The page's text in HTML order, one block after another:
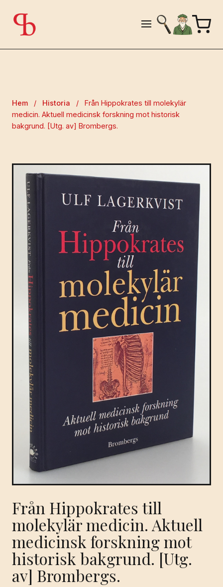
Hem / Historia /
Från Hippokrates till molekylär
medicin. Aktuell medicinsk forskning mot historisk
bakgrund. [Utg. av] Brombergs.
Från Hippokrates till
molekylär medicin. Aktuell
medicinsk forskning mot
historisk bakgrund. [Utg.
av] Brombergs.